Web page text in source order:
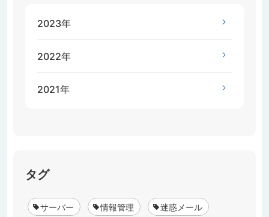
2023年
2022年
2021年
タグ
サーバー 情報管理 迷惑メール